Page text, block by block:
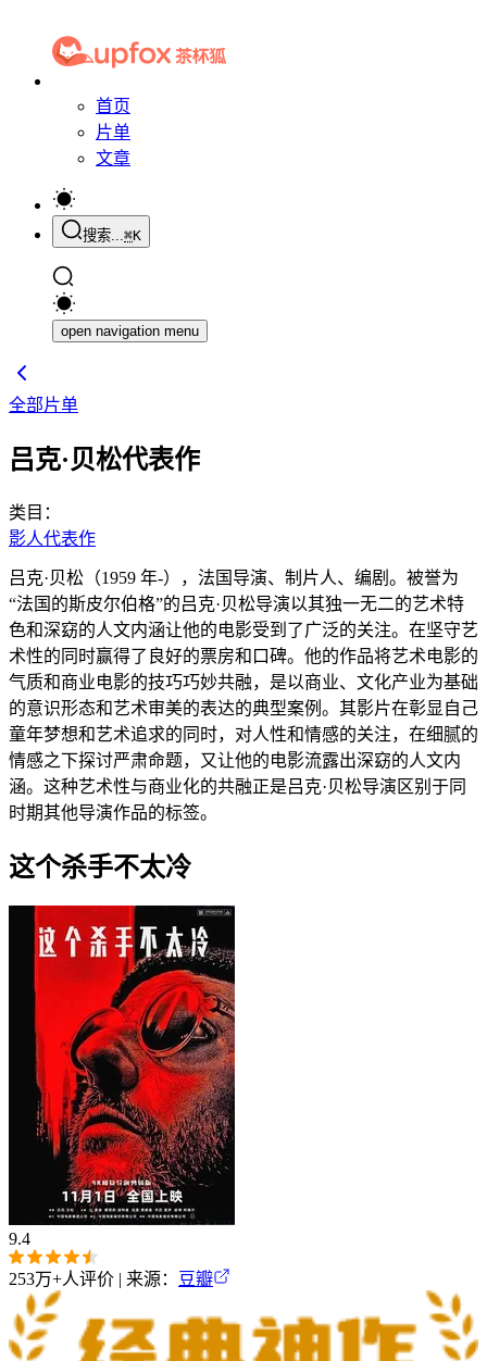
首页
片单
文章
搜索...⌘K
open navigation menu
全部片单
吕克·贝松代表作
类目：
影人代表作
吕克·贝松（1959 年-），法国导演、制片人、编剧。被誉为
“法国的斯皮尔伯格”的吕克·贝松导演以其独一无二的艺术特
色和深窈的人文内涵让他的电影受到了广泛的关注。在坚守艺
术性的同时赢得了良好的票房和口碑。他的作品将艺术电影的
气质和商业电影的技巧巧妙共融，是以商业、文化产业为基础
的意识形态和艺术审美的表达的典型案例。其影片在彰显自己
童年梦想和艺术追求的同时，对人性和情感的关注，在细腻的
情感之下探讨严肃命题，又让他的电影流露出深窈的人文内
涵。这种艺术性与商业化的共融正是吕克·贝松导演区别于同
时期其他导演作品的标签。
这个杀手不太冷
9.4
253万+人评价 | 来源： 豆瓣